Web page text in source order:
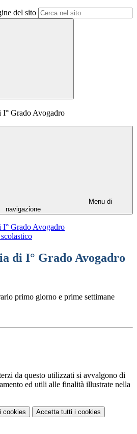
del sito
I° Grado Avogadro
Menu di
navigazione
I° Grado Avogadro
di I° Grado Avogadro
primo giorno e prime settimane
da questo utilizzati si avvalgono di
ed utili alle finalità illustrate nella
i cookies Accetta tutti i cookies